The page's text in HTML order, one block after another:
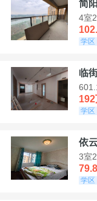
简
4室
学区
临
学区
依
3室
学区